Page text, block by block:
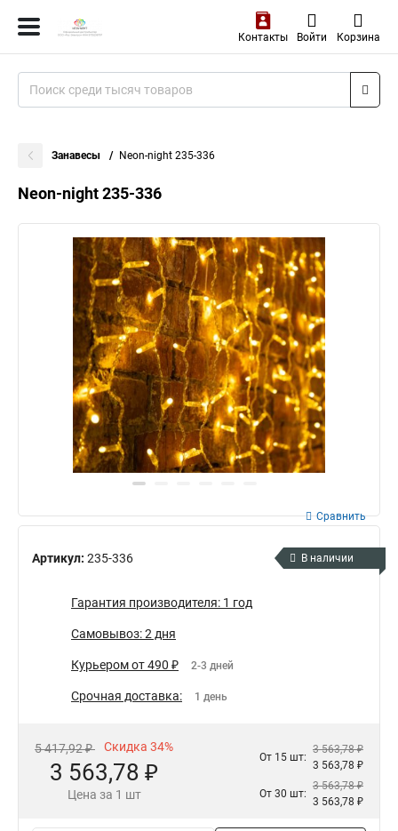
Контакты Войти Корзина
Занавесы Neon-night 235-336
Neon-night 235-336
Артикул: 235-336
Сравнить
В наличии
Гарантия производителя: 1 год
Самовывоз: 2 дня
Курьером от 490 ₽ 2-3 дней
Срочная доставка: 1 день
5 417,92 ₽ Скидка 34%
3 563,78 ₽
Цена за 1 шт
От 15 шт:
3 563,78 ₽
3 563,78 ₽
От 30 шт:
3 563,78 ₽
3 563,78 ₽